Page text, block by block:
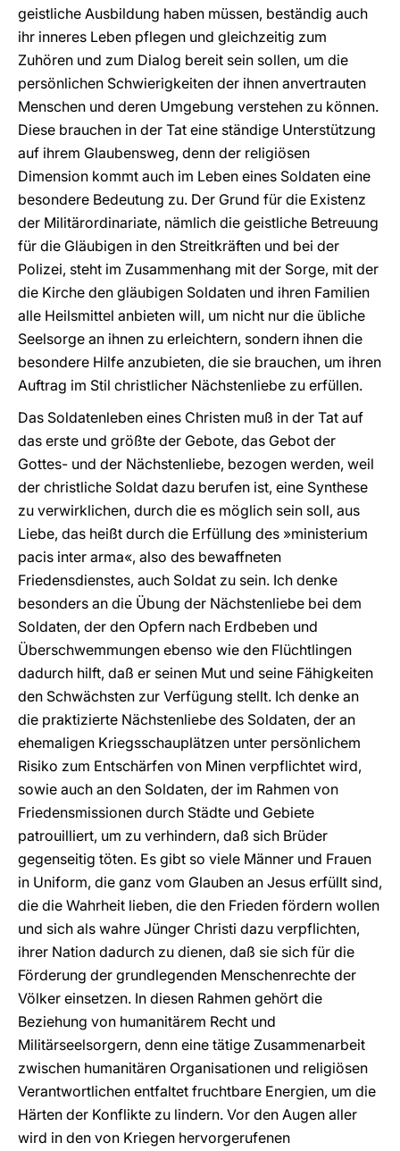
geistliche Ausbildung haben müssen, beständig auch
ihr inneres Leben pflegen und gleichzeitig zum
Zuhören und zum Dialog bereit sein sollen, um die
persönlichen Schwierigkeiten der ihnen anvertrauten
Menschen und deren Umgebung verstehen zu können.
Diese brauchen in der Tat eine ständige Unterstützung
auf ihrem Glaubensweg, denn der religiösen
Dimension kommt auch im Leben eines Soldaten eine
besondere Bedeutung zu. Der Grund für die Existenz
der Militärordinariate, nämlich die geistliche Betreuung
für die Gläubigen in den Streitkräften und bei der
Polizei, steht im Zusammenhang mit der Sorge, mit der
die Kirche den gläubigen Soldaten und ihren Familien
alle Heilsmittel anbieten will, um nicht nur die übliche
Seelsorge an ihnen zu erleichtern, sondern ihnen die
besondere Hilfe anzubieten, die sie brauchen, um ihren
Auftrag im Stil christlicher Nächstenliebe zu erfüllen.
Das Soldatenleben eines Christen muß in der Tat auf
das erste und größte der Gebote, das Gebot der
Gottes- und der Nächstenliebe, bezogen werden, weil
der christliche Soldat dazu berufen ist, eine Synthese
zu verwirklichen, durch die es möglich sein soll, aus
Liebe, das heißt durch die Erfüllung des »ministerium
pacis inter arma«, also des bewaffneten
Friedensdienstes, auch Soldat zu sein. Ich denke
besonders an die Übung der Nächstenliebe bei dem
Soldaten, der den Opfern nach Erdbeben und
Überschwemmungen ebenso wie den Flüchtlingen
dadurch hilft, daß er seinen Mut und seine Fähigkeiten
den Schwächsten zur Verfügung stellt. Ich denke an
die praktizierte Nächstenliebe des Soldaten, der an
ehemaligen Kriegsschauplätzen unter persönlichem
Risiko zum Entschärfen von Minen verpflichtet wird,
sowie auch an den Soldaten, der im Rahmen von
Friedensmissionen durch Städte und Gebiete
patrouilliert, um zu verhindern, daß sich Brüder
gegenseitig töten. Es gibt so viele Männer und Frauen
in Uniform, die ganz vom Glauben an Jesus erfüllt sind,
die die Wahrheit lieben, die den Frieden fördern wollen
und sich als wahre Jünger Christi dazu verpflichten,
ihrer Nation dadurch zu dienen, daß sie sich für die
Förderung der grundlegenden Menschenrechte der
Völker einsetzen. In diesen Rahmen gehört die
Beziehung von humanitärem Recht und
Militärseelsorgern, denn eine tätige Zusammenarbeit
zwischen humanitären Organisationen und religiösen
Verantwortlichen entfaltet fruchtbare Energien, um die
Härten der Konflikte zu lindern. Vor den Augen aller
wird in den von Kriegen hervorgerufenen